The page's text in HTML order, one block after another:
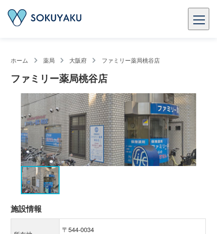
ホーム 薬局 大阪府 ファミリー薬局桃谷店
ファミリー薬局桃谷店
施設情報
〒544-0034